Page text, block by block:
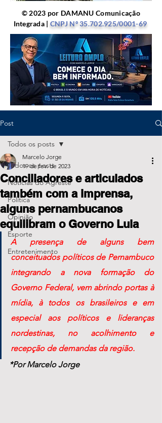
© 2023 por DAMANU Comunicação
Integrada | CNPJ Nº35.702.925/0001-69
Post
Todos os posts
Notícias do Agreste
Política
Opinião
Esporte
Entretenimento
Todos os posts
Conciliadores e articulados
também com a imprensa,
alguns pernambucanos
equilibram o Governo Lula
Marcelo Jorge
19 de fev. de 2023
A presença de alguns bem
conceituados políticos de Pernambuco
integrando a nova formação do
Governo Federal, vem abrindo portas à
mídia, à todos os brasileiros e em
especial aos políticos e lideranças
nordestinas, no acolhimento e
recepção de demandas da região.
*Por Marcelo Jorge